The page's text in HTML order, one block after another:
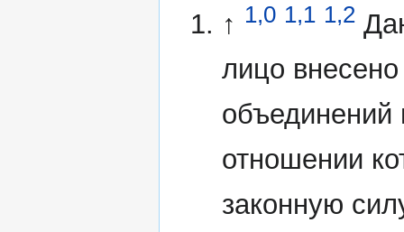
↑ 1,0 1,1 1,2
лицо
объединений
отношении
законную